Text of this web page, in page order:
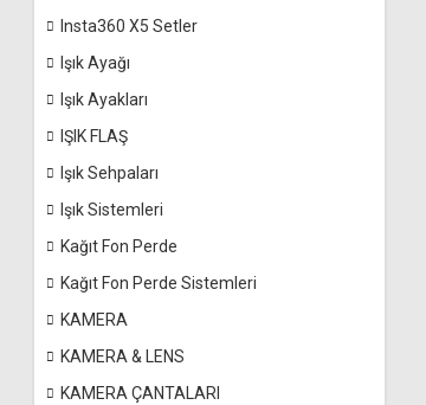
Insta360 X5 Setler
Işık Ayağı
Işık Ayakları
IŞIK FLAŞ
Işık Sehpaları
Işık Sistemleri
Kağıt Fon Perde
Kağıt Fon Perde Sistemleri
KAMERA
KAMERA & LENS
KAMERA ÇANTALARI